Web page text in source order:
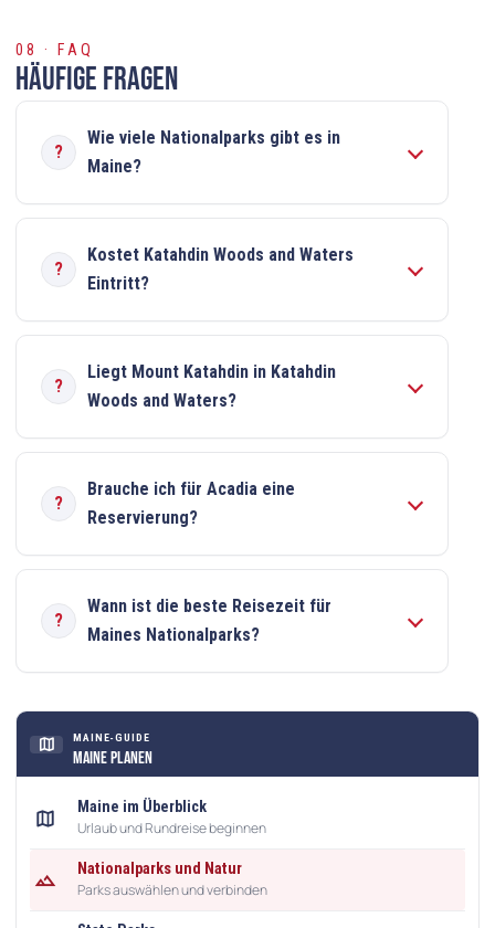
08 · FAQ
Häufige Fragen
Wie viele Nationalparks gibt es in
Maine?
Kostet Katahdin Woods and Waters
Eintritt?
Liegt Mount Katahdin in Katahdin
Woods and Waters?
Brauche ich für Acadia eine
Reservierung?
Wann ist die beste Reisezeit für
Maines Nationalparks?
map MAINE-GUIDE
Maine planen
map
Maine im Überblick
Urlaub und Rundreise beginnen
landscape
Nationalparks und Natur
Parks auswählen und verbinden